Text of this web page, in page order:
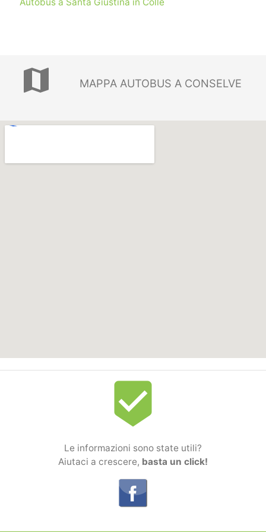
map MAPPA AUTOBUS A CONSELVE
beenhere
Le informazioni sono state utili?
Aiutaci a crescere, basta un click!